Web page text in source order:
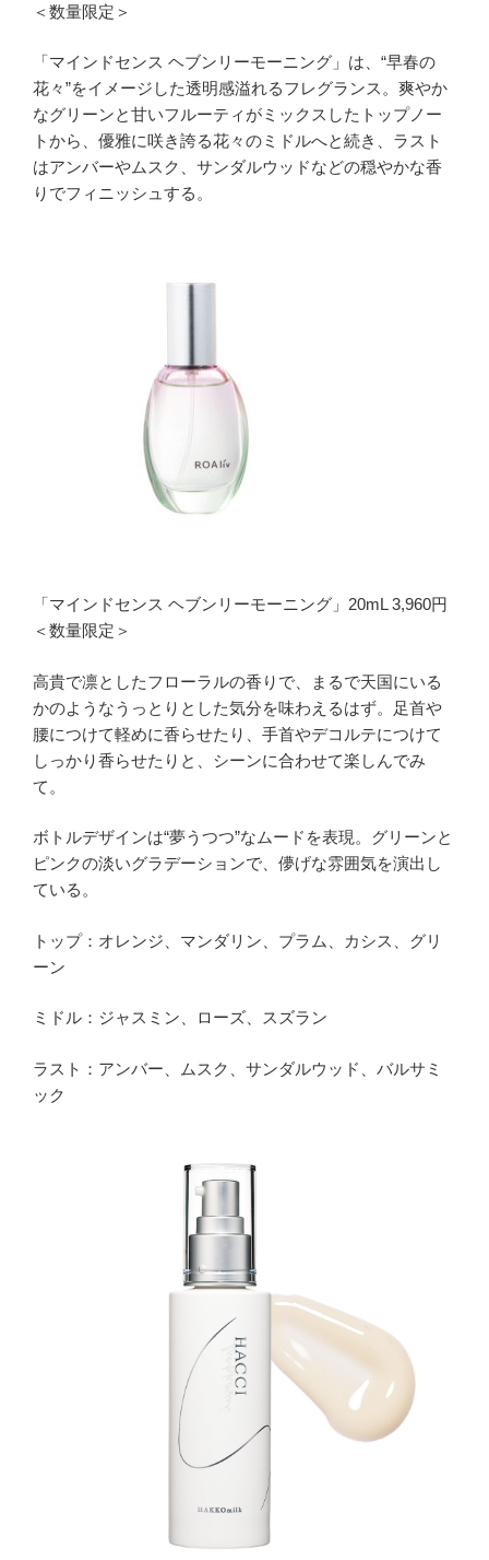
＜数量限定＞
「マインドセンス ヘブンリーモーニング」は、“早春の
花々”をイメージした透明感溢れるフレグランス。爽やか
なグリーンと甘いフルーティがミックスしたトップノー
トから、優雅に咲き誇る花々のミドルへと続き、ラスト
はアンバーやムスク、サンダルウッドなどの穏やかな香
りでフィニッシュする。
「マインドセンス ヘブンリーモーニング」20mL 3,960円
＜数量限定＞
高貴で凛としたフローラルの香りで、まるで天国にいる
かのようなうっとりとした気分を味わえるはず。足首や
腰につけて軽めに香らせたり、手首やデコルテにつけて
しっかり香らせたりと、シーンに合わせて楽しんでみ
て。
ボトルデザインは“夢うつつ”なムードを表現。グリーンと
ピンクの淡いグラデーションで、儚げな雰囲気を演出し
ている。
トップ：オレンジ、マンダリン、プラム、カシス、グリ
ーン
ミドル：ジャスミン、ローズ、スズラン
ラスト：アンバー、ムスク、サンダルウッド、バルサミ
ック